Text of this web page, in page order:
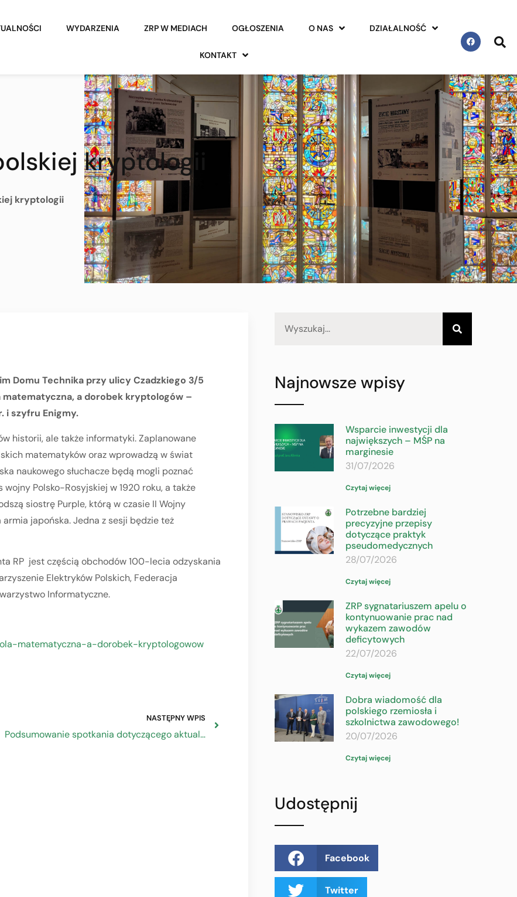
WYDARZENIA ZRP W MEDIACH OGŁOSZENIA O NAS DZIAŁALNOŚĆ
KONTAKT
kryptologii
kryptologii
Domu Technika przy ulicy Czadzkiego 3/5
matematyczna, a dorobek kryptologów –
i szyfru Enigmy.
historii, ale także informatyki. Zaplanowane
matematyków oraz wprowadzą w świat
naukowego słuchacze będą mogli poznać
Polsko-Rosyjskiej w 1920 roku, a także
siostrę Purple, którą w czasie II Wojny
japońska. Jedna z sesji będzie też
RP jest częścią obchodów 100-lecia odzyskania
Elektryków Polskich, Federacja
Informatyczne.
matematyczna-a-dorobek-kryptologowow
NASTĘPNY WPIS
Podsumowanie spotkania dotyczącego aktualnej sytuacji na rynku ziarna pszenicy
Najnowsze wpisy
Wsparcie inwestycji dla
największych – MŚP na
marginesie
31/07/2026
Czytaj więcej
Potrzebne bardziej
precyzyjne przepisy
dotyczące praktyk
pseudomedycznych
28/07/2026
Czytaj więcej
ZRP sygnatariuszem apelu o
kontynuowanie prac nad
wykazem zawodów
deficytowych
22/07/2026
Czytaj więcej
Dobra wiadomość dla
polskiego rzemiosła i
szkolnictwa zawodowego!
20/07/2026
Czytaj więcej
Udostępnij
Facebook
Twitter